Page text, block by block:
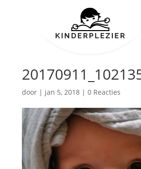
door | jan 5, 2018| 0 Reacties